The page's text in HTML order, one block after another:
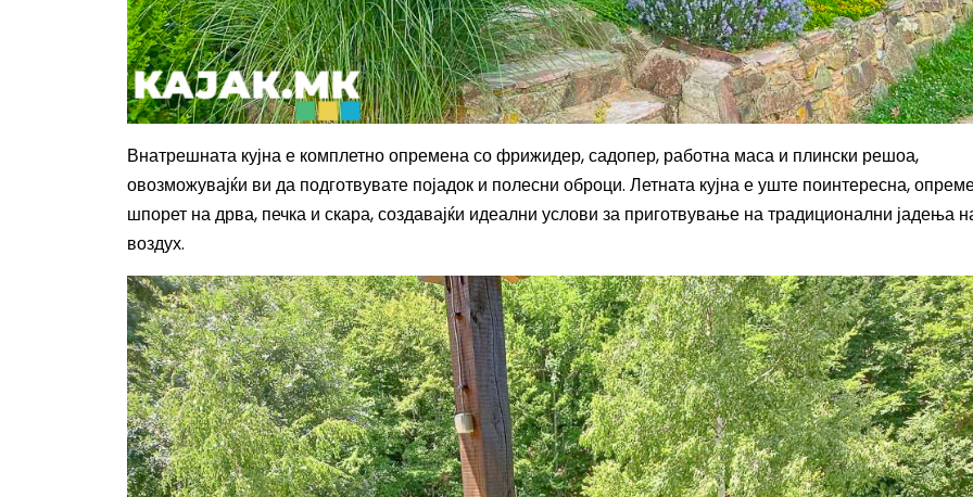
Внатрешната кујна е комплетно опремена со фрижидер, садопер, работна маса и плински решоа,
овозможувајќи ви да подготвувате појадок и полесни оброци. Летната кујна е уште поинтересна,
шпорет на дрва, печка и скара, создавајќи идеални услови за приготвување на традиционални јадења
воздух.